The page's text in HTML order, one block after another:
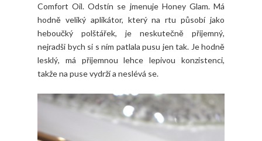
Comfort Oil. Odstín se jmenuje Honey Glam. Má
hodně veliký aplikátor, který na rtu působí jako
heboučký polštářek, je neskutečně příjemný,
nejradši bych si s ním patlala pusu jen tak. Je hodně
lesklý, má příjemnou lehce lepivou konzistenci,
takže na puse vydrží a neslévá se.